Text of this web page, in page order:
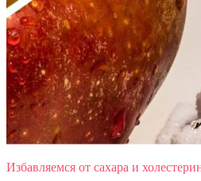
Избавляемся от сахара и